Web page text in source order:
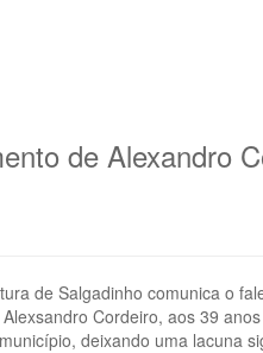
de Alexandro
de Salgadinho comunica o
Cordeiro, aos 39
deixando uma lacuna